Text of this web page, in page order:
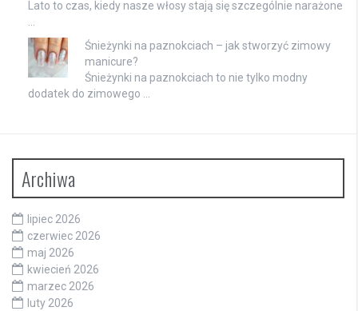
Lato to czas, kiedy nasze włosy stają się szczególnie narażone
Śnieżynki na paznokciach – jak stworzyć zimowy
manicure?
Śnieżynki na paznokciach to nie tylko modny
dodatek do zimowego …
Archiwa
lipiec 2026
czerwiec 2026
maj 2026
kwiecień 2026
marzec 2026
luty 2026